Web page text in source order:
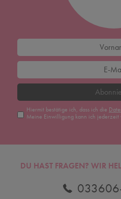
Hiermit bestätige ich, dass ich die
Meine Einwilligung kann ich jederzeit
DU HAST FRAGEN? WIR